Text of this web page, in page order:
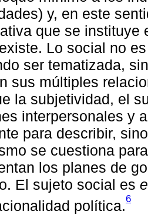
y, en este
que se instituye
Lo social no
ser tematizada,
sus múltiples
la subjetividad, el
interpersonales y
para describir,
se cuestiona
los planes de
El sujeto social es
política.6